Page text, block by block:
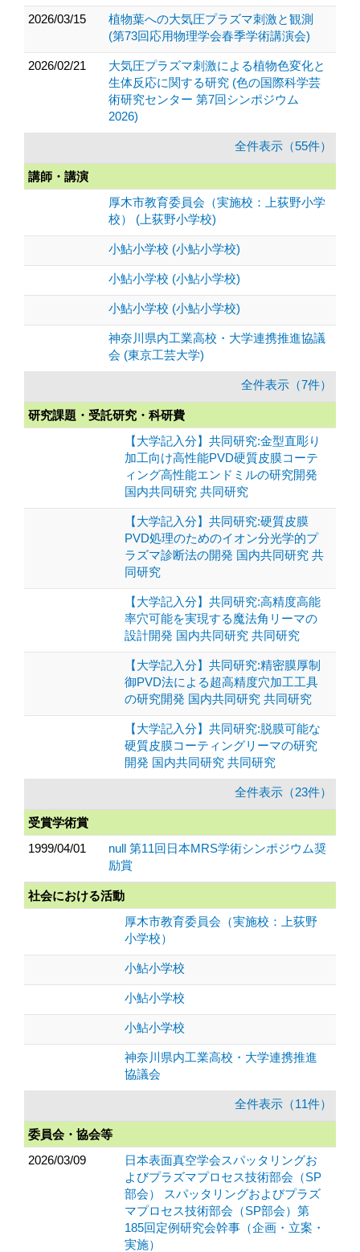
2026/03/15
植物葉への大気圧プラズマ刺激と観測
(第73回応用物理学会春季学術講演会)
2026/02/21
大気圧プラズマ刺激による植物色変化と
生体反応に関する研究 (色の国際科学芸
術研究センター 第7回シンポジウム
2026)
全件表示（55件）
講師・講演
厚木市教育委員会（実施校：上荻野小学
校） (上荻野小学校)
小鮎小学校 (小鮎小学校)
小鮎小学校 (小鮎小学校)
小鮎小学校 (小鮎小学校)
神奈川県内工業高校・大学連携推進協議
会 (東京工芸大学)
全件表示（7件）
研究課題・受託研究・科研費
【大学記入分】共同研究:金型直彫り
加工向け高性能PVD硬質皮膜コーテ
ィング高性能エンドミルの研究開発
国内共同研究 共同研究
【大学記入分】共同研究:硬質皮膜
PVD処理のためのイオン分光学的プ
ラズマ診断法の開発 国内共同研究 共
同研究
【大学記入分】共同研究:高精度高能
率穴可能を実現する魔法角リーマの
設計開発 国内共同研究 共同研究
【大学記入分】共同研究:精密膜厚制
御PVD法による超高精度穴加工工具
の研究開発 国内共同研究 共同研究
【大学記入分】共同研究:脱膜可能な
硬質皮膜コーティングリーマの研究
開発 国内共同研究 共同研究
全件表示（23件）
受賞学術賞
1999/04/01
null 第11回日本MRS学術シンポジウム奨
励賞
社会における活動
厚木市教育委員会（実施校：上荻野
小学校）
小鮎小学校
小鮎小学校
小鮎小学校
神奈川県内工業高校・大学連携推進
協議会
全件表示（11件）
委員会・協会等
2026/03/09
日本表面真空学会スパッタリングお
よびプラズマプロセス技術部会（SP
部会） スパッタリングおよびプラズ
マプロセス技術部会（SP部会）第
185回定例研究会幹事（企画・立案・
実施）